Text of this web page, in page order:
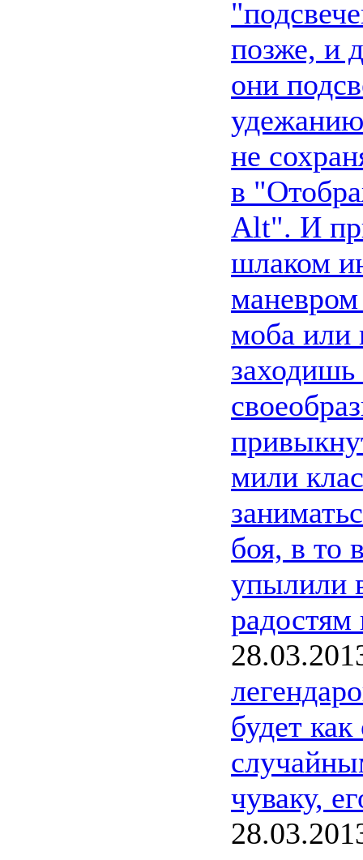
позже, и
они
не
в
Alt". И
шлаком
моба или
мили
боя, в то
упылили
радостям
будет
чуваку,